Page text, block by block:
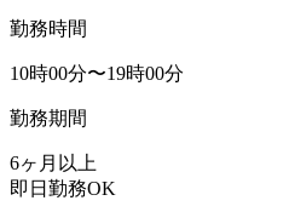
勤務時間
10時00分〜19時00分
勤務期間
6ヶ月以上
即日勤務OK